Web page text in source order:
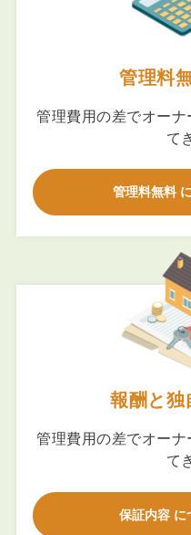
管理料
管理費用の差でオー
て
管理料無料
報酬と独
管理費用の差でオー
て
保証内容 に